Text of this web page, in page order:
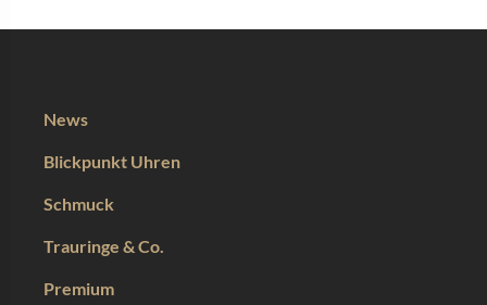
News
Blickpunkt Uhren
Schmuck
Trauringe & Co.
Premium